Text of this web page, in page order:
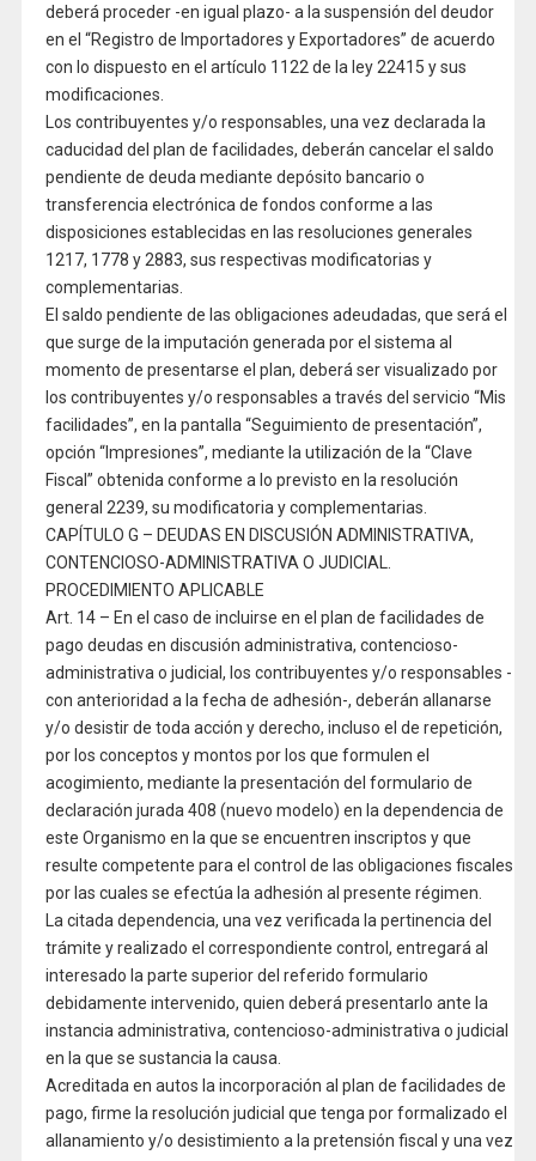
deberá proceder -en igual plazo- a la suspensión del deudor
en el “Registro de Importadores y Exportadores” de acuerdo
con lo dispuesto en el artículo 1122 de la ley 22415 y sus
modificaciones.
Los contribuyentes y/o responsables, una vez declarada la
caducidad del plan de facilidades, deberán cancelar el saldo
pendiente de deuda mediante depósito bancario o
transferencia electrónica de fondos conforme a las
disposiciones establecidas en las resoluciones generales
1217, 1778 y 2883, sus respectivas modificatorias y
complementarias.
El saldo pendiente de las obligaciones adeudadas, que será el
que surge de la imputación generada por el sistema al
momento de presentarse el plan, deberá ser visualizado por
los contribuyentes y/o responsables a través del servicio “Mis
facilidades”, en la pantalla “Seguimiento de presentación”,
opción “Impresiones”, mediante la utilización de la “Clave
Fiscal” obtenida conforme a lo previsto en la resolución
general 2239, su modificatoria y complementarias.
CAPÍTULO G – DEUDAS EN DISCUSIÓN ADMINISTRATIVA,
CONTENCIOSO-ADMINISTRATIVA O JUDICIAL.
PROCEDIMIENTO APLICABLE
Art. 14 – En el caso de incluirse en el plan de facilidades de
pago deudas en discusión administrativa, contencioso-
administrativa o judicial, los contribuyentes y/o responsables -
con anterioridad a la fecha de adhesión-, deberán allanarse
y/o desistir de toda acción y derecho, incluso el de repetición,
por los conceptos y montos por los que formulen el
acogimiento, mediante la presentación del formulario de
declaración jurada 408 (nuevo modelo) en la dependencia de
este Organismo en la que se encuentren inscriptos y que
resulte competente para el control de las obligaciones fiscales
por las cuales se efectúa la adhesión al presente régimen.
La citada dependencia, una vez verificada la pertinencia del
trámite y realizado el correspondiente control, entregará al
interesado la parte superior del referido formulario
debidamente intervenido, quien deberá presentarlo ante la
instancia administrativa, contencioso-administrativa o judicial
en la que se sustancia la causa.
Acreditada en autos la incorporación al plan de facilidades de
pago, firme la resolución judicial que tenga por formalizado el
allanamiento y/o desistimiento a la pretensión fiscal y una vez